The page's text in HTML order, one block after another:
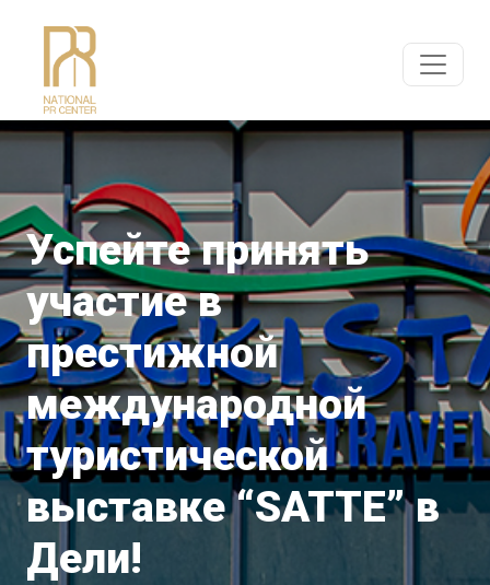
Успейте принять
участие в
престижной
международной
туристической
выставке “SATTE” в
Дели!